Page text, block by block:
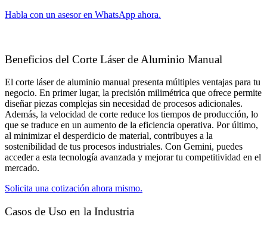
Habla con un asesor en WhatsApp ahora.
Beneficios del Corte Láser de Aluminio Manual
El corte láser de aluminio manual presenta múltiples ventajas para tu
negocio. En primer lugar, la precisión milimétrica que ofrece permite
diseñar piezas complejas sin necesidad de procesos adicionales.
Además, la velocidad de corte reduce los tiempos de producción, lo
que se traduce en un aumento de la eficiencia operativa. Por último,
al minimizar el desperdicio de material, contribuyes a la
sostenibilidad de tus procesos industriales. Con Gemini, puedes
acceder a esta tecnología avanzada y mejorar tu competitividad en el
mercado.
Solicita una cotización ahora mismo.
Casos de Uso en la Industria​